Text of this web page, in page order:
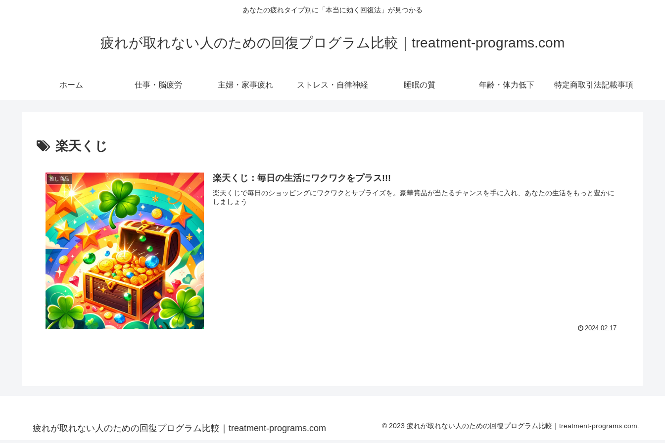
あなたの疲れタイプ別に「本当に効く回復法」が見つかる
疲れが取れない人のための回復プログラム比較｜treatment-programs.com
ホーム 仕事・脳疲労 主婦・家事疲れ ストレス・自律神経 睡眠の質 年齢・体力低下 特定商取引法記載事項
楽天くじ
推し商品 楽天くじ：毎日の生活にワクワクをプラス!!!
楽天くじで毎日のショッピングにワクワクとサプライズを。豪華賞品が当たるチャンスを手に入れ、あなたの生活をもっと豊かに
しましょう
2024.02.17
疲れが取れない人のための回復プログラム比較｜treatment-programs.com © 2023 疲れが取れない人のための回復プログラム比較｜treatment-programs.com.